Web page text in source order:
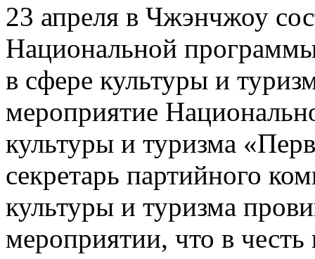
23 апреля в Чжэнчжоу
Национальной
в сфере культуры и
мероприятие
культуры и туризма
секретарь партийного
культуры и туризма
мероприятии, что в